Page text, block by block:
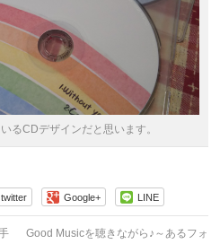
るCDデザインだと思います。
twitter Google+ LINE
Good Musicを聴きながら♪～あるフォ